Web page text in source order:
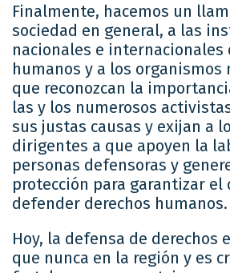
Finalmente, hacemos un
sociedad en general, a las
nacionales e internacionales
humanos y a los
que reconozcan la
las y los numerosos
sus justas causas y exijan a
dirigentes a que apoyen la
personas defensoras y
protección para garantizar el
defender derechos humanos.
Hoy, la defensa de derechos
que nunca en la región y es